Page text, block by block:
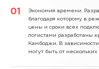
Экономия времени.
благодаря которому в
цены и сроки всех
логистами разработаны
Камбоджи. В
могут быть от